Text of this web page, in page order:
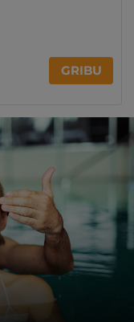
GRIBU